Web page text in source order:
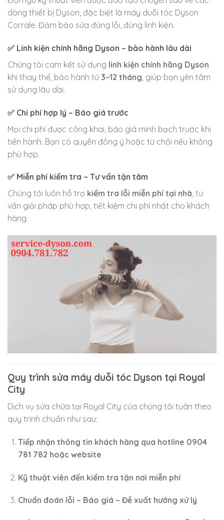
dòng thiết bị Dyson, đặc biệt là máy duỗi tóc Dyson
Corrale. Đảm bảo sửa đúng lỗi, đúng linh kiện.
✅ Linh kiện chính hãng Dyson – bảo hành lâu dài
Chúng tôi cam kết sử dụng linh kiện chính hãng Dyson
khi thay thế, bảo hành từ 3–12 tháng , giúp bạn yên tâm
sử dụng lâu dài.
✅ Chi phí hợp lý – Báo giá trước
Mọi chi phí được công khai, báo giá minh bạch trước khi
tiến hành. Bạn có quyền đồng ý hoặc từ chối nếu không
phù hợp.
✅ Miễn phí kiểm tra – Tư vấn tận tâm
Chúng tôi luôn hỗ trợ kiểm tra lỗi miễn phí tại nhà, tư
vấn giải pháp phù hợp, tiết kiệm chi phí nhất cho khách
hàng.
Quy trình sửa máy duỗi tóc Dyson tại Royal
City
Dịch vụ sửa chữa tại Royal City của chúng tôi tuân theo
quy trình chuẩn như sau:
Tiếp nhận thông tin khách hàng qua hotline 0904
781 782 hoặc website
Kỹ thuật viên đến kiểm tra tận nơi miễn phí
Chuẩn đoán lỗi – Báo giá – Đề xuất hướng xử lý